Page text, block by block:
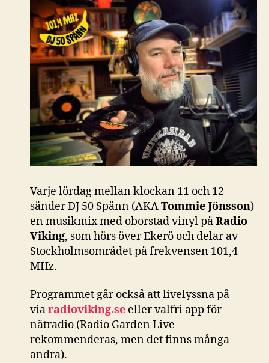
Varje lördag mellan klockan 11 och 12
sänder DJ 50 Spänn (AKATommie Jönsson)
en musikmix med oborstad vinyl påRadio
Viking, som hörs över Ekerö och delar av
Stockholmsområdet på frekvensen 101,4
MHz.
Programmet går också att livelyssna på
viaradioviking.se eller valfri app för
nätradio (Radio Garden Live
rekommenderas, men det finns många
andra).